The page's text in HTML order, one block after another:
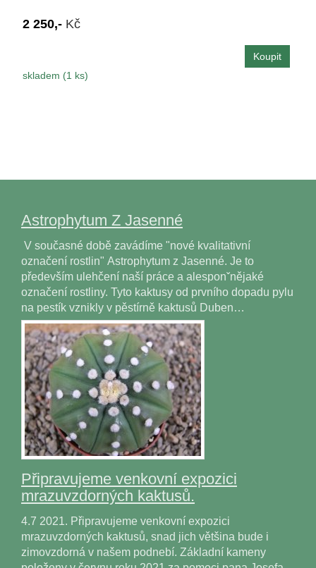
2 250,- Kč
skladem (1 ks)
Astrophytum Z Jasenné
V současné době zavádíme "nové kvalitativní
označení rostlin" Astrophytum z Jasenné. Je to
především ulehčení naší práce a alesponˇnějaké
označení rostliny. Tyto kaktusy od prvního dopadu pylu
na pestík vznikly v pěstírně kaktusů Duben…
Připravujeme venkovní expozici
mrazuvzdorných kaktusů.
4.7 2021. Připravujeme venkovní expozici
mrazuvzdorných kaktusů, snad jich většina bude i
zimovzdorná v našem podnebí. Základní kameny